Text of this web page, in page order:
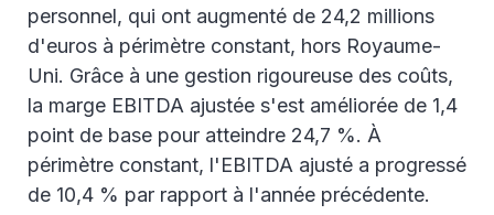
personnel, qui ont augmenté de 24,2 millions
d'euros à périmètre constant, hors Royaume-
Uni. Grâce à une gestion rigoureuse des coûts,
la marge EBITDA ajustée s'est améliorée de 1,4
point de base pour atteindre 24,7 %. À
périmètre constant, l'EBITDA ajusté a progressé
de 10,4 % par rapport à l'année précédente.